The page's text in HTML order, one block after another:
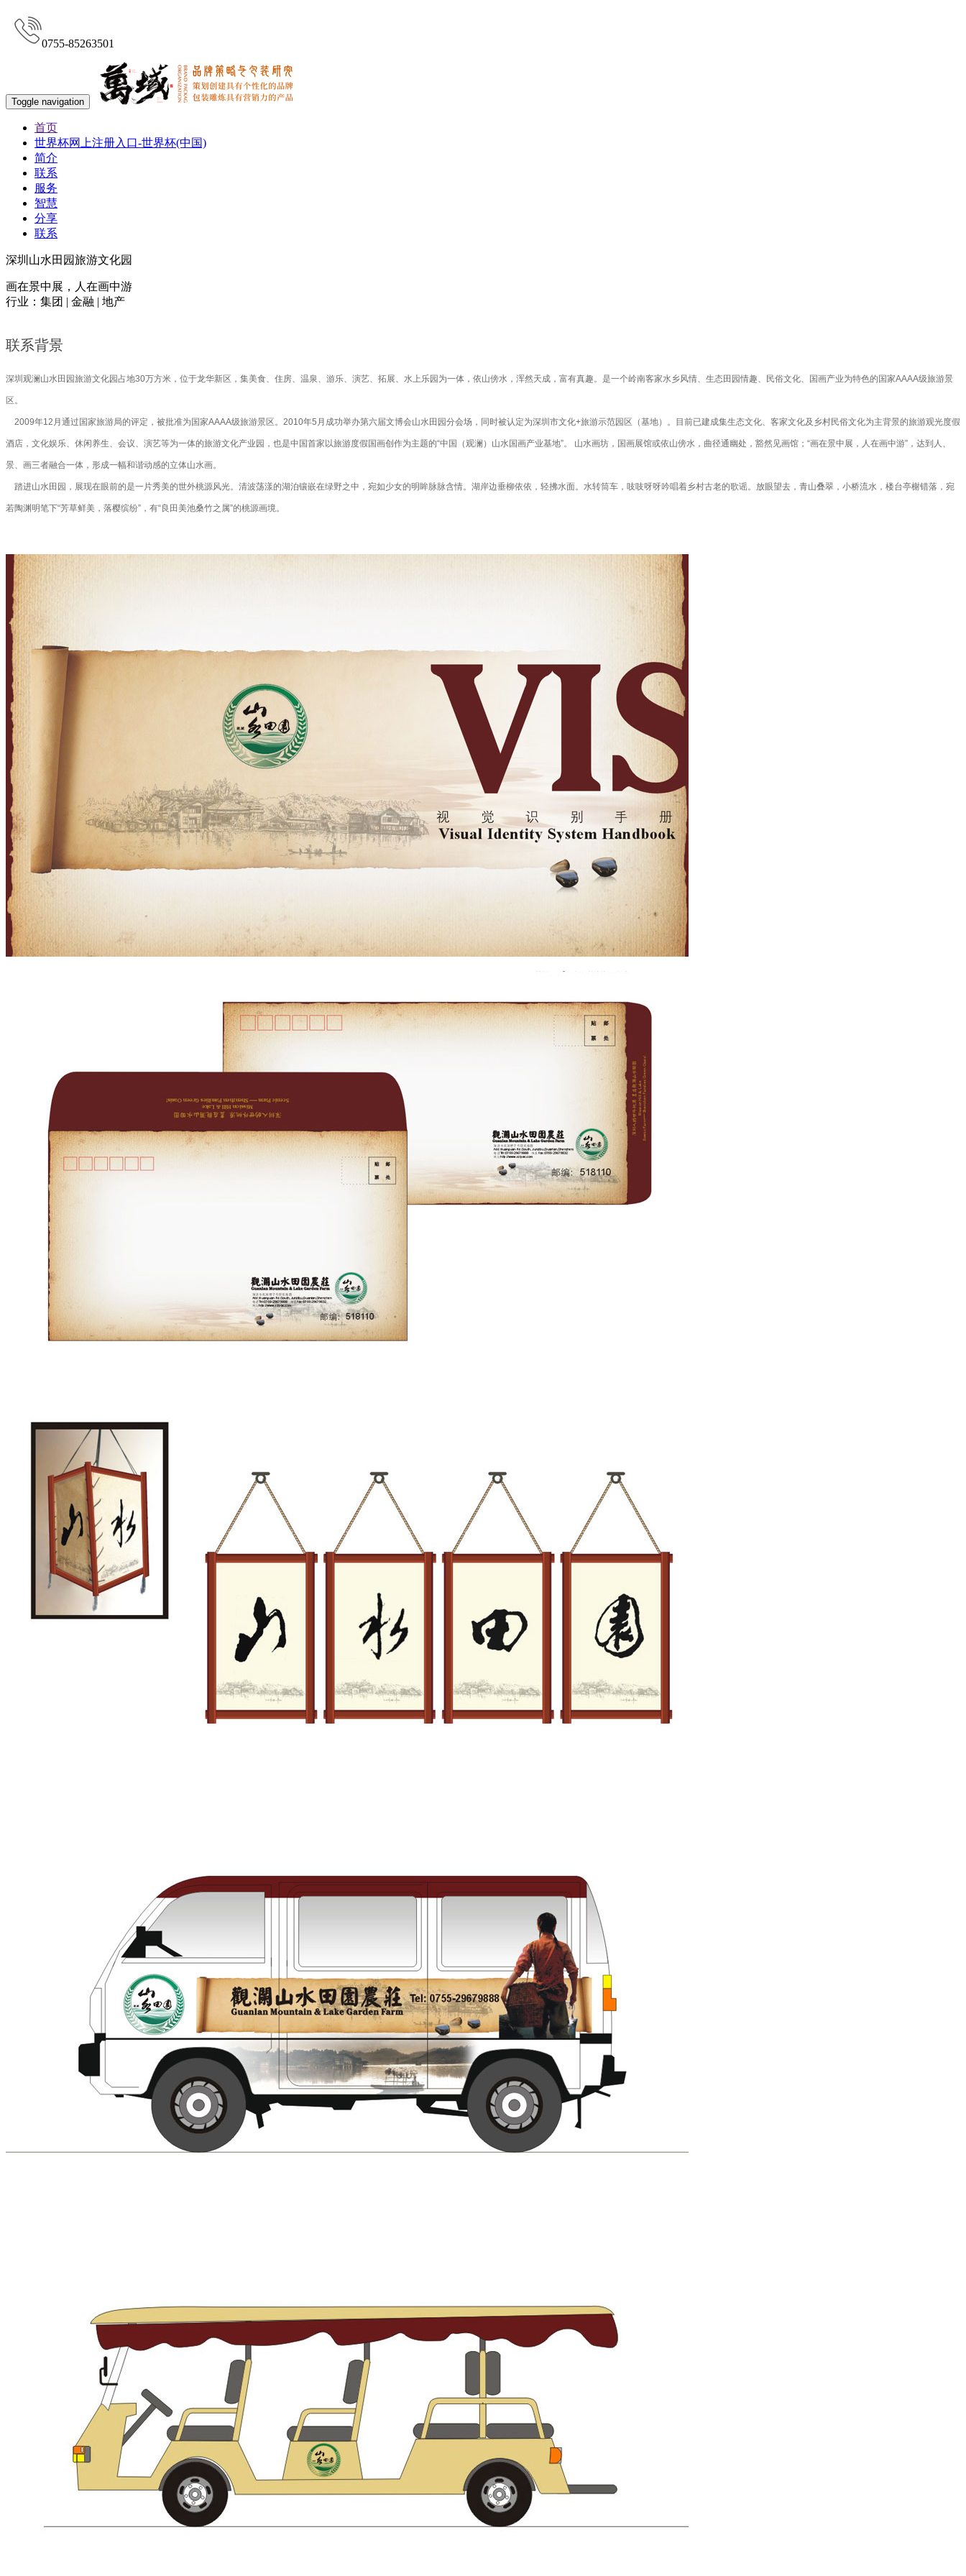
0755-85263501
Toggle navigation
首页
世界杯网上注册入口-世界杯(中国)
简介
联系
服务
智慧
分享
联系
深圳山水田园旅游文化园
画在景中展，人在画中游
行业：集团 | 金融 | 地产
联系背景
深圳观澜山水田园旅游文化园占地30万方米，位于龙华新区，集美食、住房、温泉、游乐、演艺、拓展、水上乐园为一体，依山傍水，浑然天成，富有真趣。是一个岭南客家水乡风情、生态田园情趣、民俗文化、国画产业为特色的国家AAAA级旅游景
区。
2009年12月通过国家旅游局的评定，被批准为国家AAAA级旅游景区。2010年5月成功举办第六届文博会山水田园分会场，同时被认定为深圳市文化+旅游示范园区（基地）。目前已建成集生态文化、客家文化及乡村民俗文化为主背景的旅游观光度假
酒店，文化娱乐、休闲养生、会议、演艺等为一体的旅游文化产业园，也是中国首家以旅游度假国画创作为主题的“中国（观澜）山水国画产业基地”。 山水画坊，国画展馆或依山傍水，曲径通幽处，豁然见画馆；“画在景中展，人在画中游”，达到人、
景、画三者融合一体，形成一幅和谐动感的立体山水画。
踏进山水田园，展现在眼前的是一片秀美的世外桃源风光。清波荡漾的湖泊镶嵌在绿野之中，宛如少女的明眸脉脉含情。湖岸边垂柳依依，轻拂水面。水转筒车，吱吱呀呀吟唱着乡村古老的歌谣。放眼望去，青山叠翠，小桥流水，楼台亭榭错落，宛
若陶渊明笔下“芳草鲜美，落樱缤纷”，有“良田美池桑竹之属”的桃源画境。